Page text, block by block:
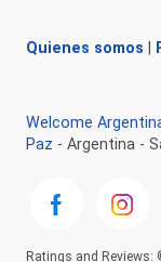
Quienes somos
Welcome
Paz - Argentina -
Ratings and Reviews: